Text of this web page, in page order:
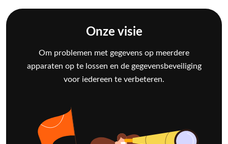
Onze visie
Om problemen met gegevens op meerdere
apparaten op te lossen en de gegevensbeveiliging
voor iedereen te verbeteren.